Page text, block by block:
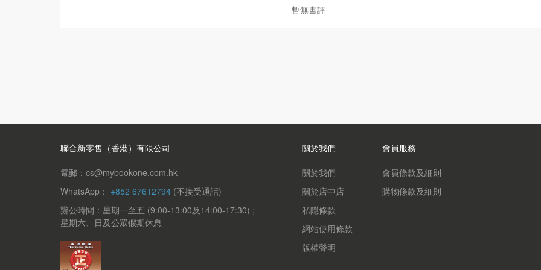
暫無書評
聯合新零售（香港）有限公司
電郵：cs@mybookone.com.hk
WhatsApp： +852 67612794 (不接受通話)
辦公時間：星期一至五 (9:00-13:00及14:00-17:30) ;
星期六、日及公眾假期休息
關於我們
關於我們
關於店中店
私隱條款
網站使用條款
版權聲明
會員服務
會員條款及細則
購物條款及細則